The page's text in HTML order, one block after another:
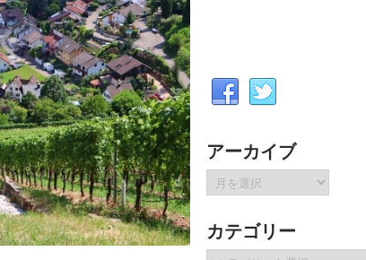
アーカイブ
ア
ー
イ
ブ
カテゴリー